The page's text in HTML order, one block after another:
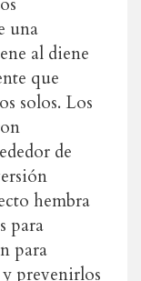
una
al diene
que
solos. Los
de
hembra
para
para
prevenirlos